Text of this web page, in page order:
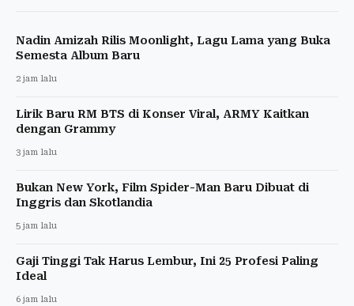
Nadin Amizah Rilis Moonlight, Lagu Lama yang Buka
Semesta Album Baru
2 jam lalu
Lirik Baru RM BTS di Konser Viral, ARMY Kaitkan
dengan Grammy
3 jam lalu
Bukan New York, Film Spider-Man Baru Dibuat di
Inggris dan Skotlandia
5 jam lalu
Gaji Tinggi Tak Harus Lembur, Ini 25 Profesi Paling
Ideal
6 jam lalu